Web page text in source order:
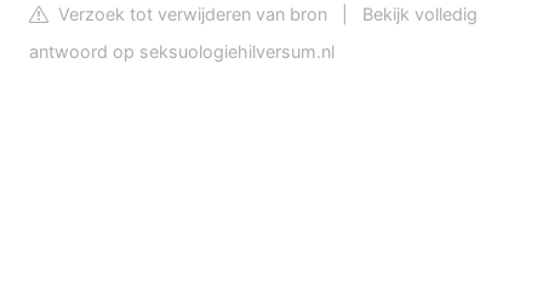
Verzoek tot verwijderen van bron
Bekijk volledig
antwoord op seksuologiehilversum.nl